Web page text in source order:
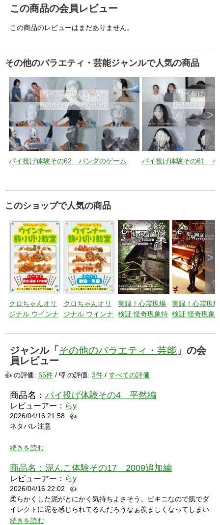
この商品の会員レビュー
この商品のレビューはまだありません。
その他のバラエティ・芸能ジャンルで人気の商品
パイ投げ体験その62 パンダのゲーム パイ投げ体験その61 イ
>
このショップで人気の商品
クロちゃんオリ
ジナル ウインナ
パート2 昆虫・
植物・その他編
クロちゃんオリ
ジナル ウインナ
パート1 動物・
魚編
実録！心霊現場
検証 怪奇現象特
ード6 【総集
編】悪夢はずっ
と付き纏
実録！心霊現場
検証 怪奇現象
ード4
>
ジャンル「 その他のバラエティ・芸能 」の会
員レビュー
👍 の評価: 55件 / 👎 の評価: 3件 / すべての評価
商品名： パイ投げ体験その4 平然編
レビューアー： らy
2026/04/16 21:58
👍
ネタバレ注意
シャワーシーンで「お腹にぶつけられたら声出ちゃうだろうな」
と思っていたところにパイをちょうどぶつけられ「予想が当たっ
たw」と笑ってしまいました。リアクションもクールな見た目に
続きを読む
商品名： 泥んこ体験その17 2009追加編
レビューアー： らy
2026/04/16 22:02
👍
柔らかくした泥がとにかく気持ちよさそう。ビキニなので肌でダ
イレクトに泥を感じられてるんだろうなぁ羨ましくなってしまい
ました。
続きを読む